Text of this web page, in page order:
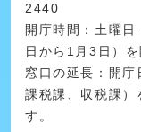
2440
開庁時間：土曜
日から1月3日）
窓口の延長：開庁
課税課、収税課）
す。